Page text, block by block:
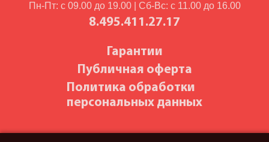
Пн-Пт: с 09.00 до 19.00 | Сб-Вс: с 11.00 до 16.00
8.495.411.27.17
Гарантии
Публичная оферта
Политика обработки
персональных данных